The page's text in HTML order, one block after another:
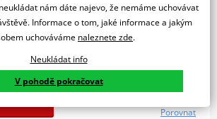
Skladem u dodavatele
Porovnat
nám dáte najevo, že nemáme uchovávat
Informace o tom, jaké informace a jakým
uchováváme naleznete zde.
Neukládat info
V pohodě pokračovat